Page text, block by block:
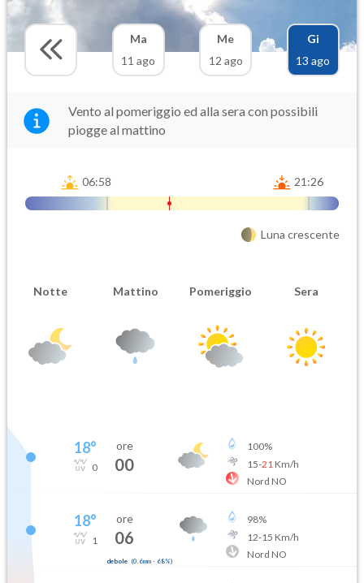
Ma
11 ago
Me
12 ago
Gi
13 ago
Vento al pomeriggio ed alla sera con possibili
piogge al mattino
06:58 21:26
Luna crescente
Notte Mattino Pomeriggio Sera
18°
0
ore
00
100%
15-21 Km/h
Nord NO
18°
1
ore
06
debole (0.6mm- 68%)
98%
12-15 Km/h
Nord NO